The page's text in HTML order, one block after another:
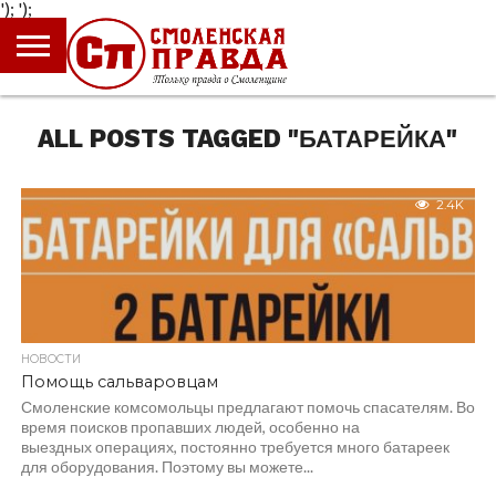
');
ГЛАВНАЯ
НОВОСТИ
ПРОИСШЕСТВИЯ
ПОЛИТИКА
КУЛЬТУРА
ЭКОНОМИКА
ОБЩЕСТВО
БЛОГИ
ALL POSTS TAGGED "БАТАРЕЙКА"
2.4K
НОВОСТИ
Помощь сальваровцам
Смоленские комсомольцы предлагают помочь спасателям. Во
время поисков пропавших людей, особенно на
выездных операциях, постоянно требуется много батареек
для оборудования. Поэтому вы можете...
');